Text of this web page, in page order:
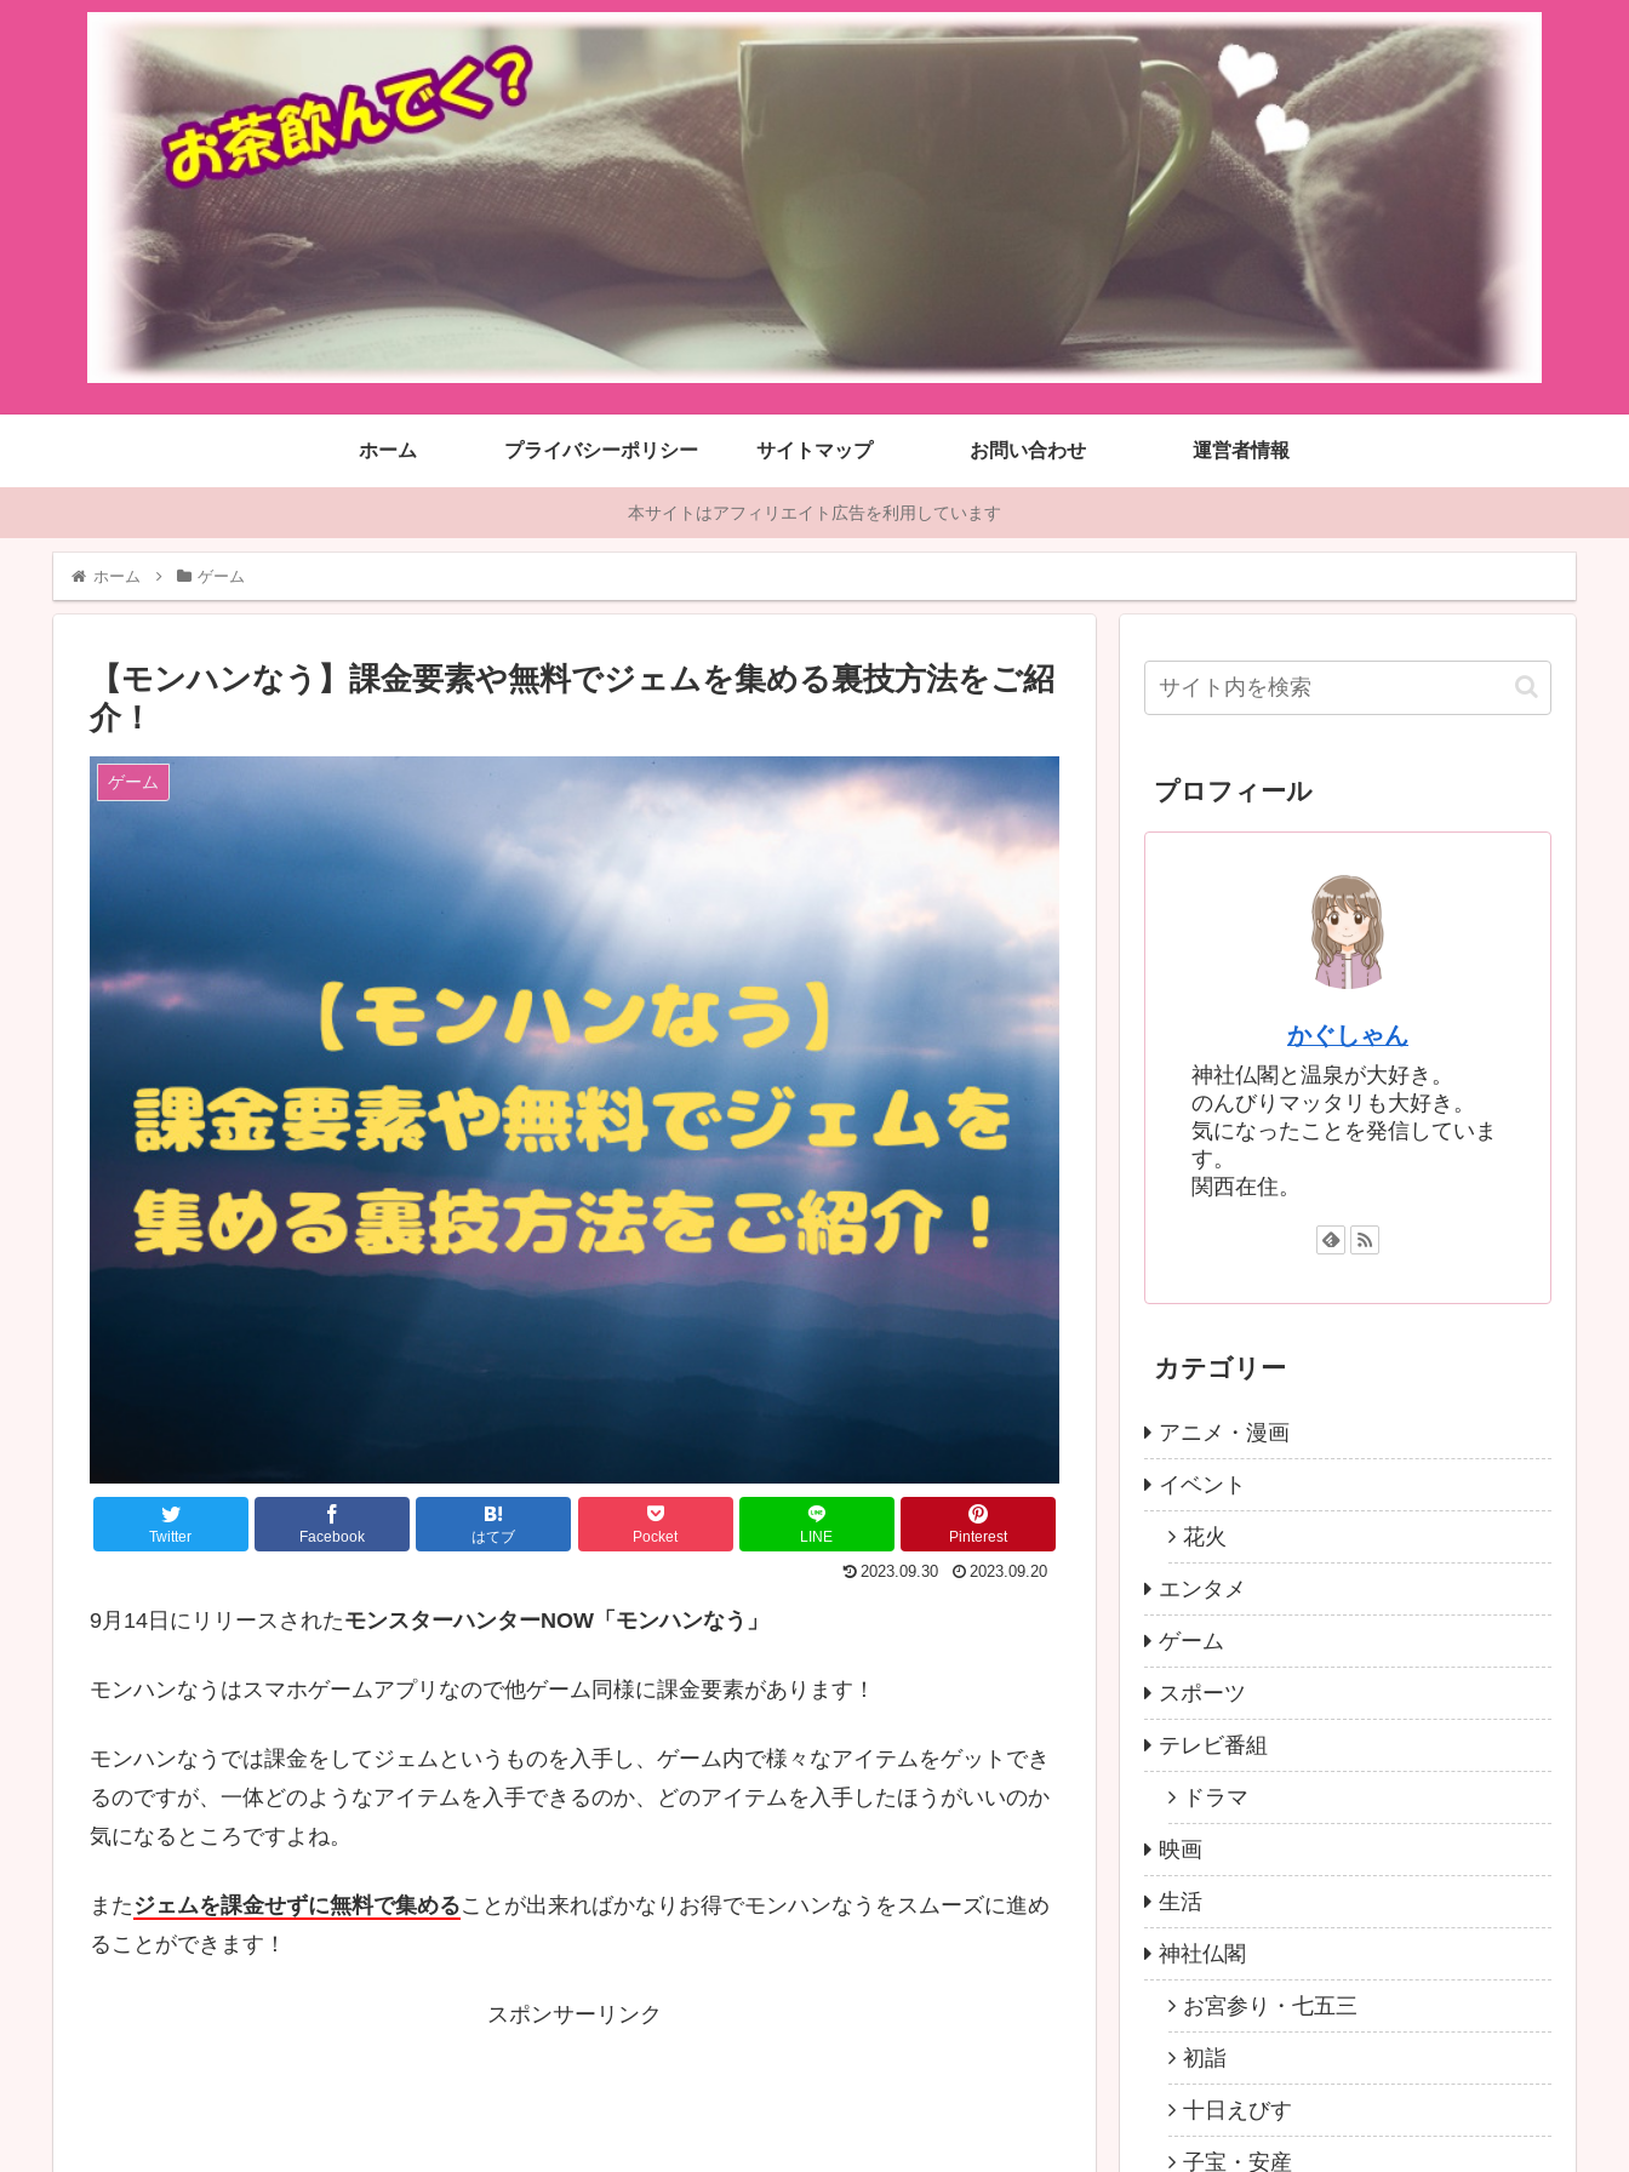
ホーム プライバシーポリシー サイトマップ お問い合わせ 運営者情報
本サイトはアフィリエイト広告を利用しています
ホーム ゲーム
【モンハンなう】課金要素や無料でジェムを集める裏技方法をご紹
介！
ゲーム
Twitter Facebook はてブ Pocket LINE Pinterest
2023.09.30 2023.09.20
9月14日にリリースされたモンスターハンターNOW「モンハンなう」
モンハンなうはスマホゲームアプリなので他ゲーム同様に課金要素があります！
モンハンなうでは課金をしてジェムというものを入手し、ゲーム内で様々なアイテムをゲットでき
るのですが、一体どのようなアイテムを入手できるのか、どのアイテムを入手したほうがいいのか
気になるところですよね。
また ジェムを課金せずに無料で集めることが出来ればかなりお得でモンハンなうをスムーズに進め
ることができます！
スポンサーリンク
プロフィール
かぐしゃん
神社仏閣と温泉が大好き。
のんびりマッタリも大好き。
気になったことを発信していま
す。
関西在住。
カテゴリー
アニメ・漫画
イベント
花火
エンタメ
ゲーム
スポーツ
テレビ番組
ドラマ
映画
生活
神社仏閣
お宮参り・七五三
初詣
十日えびす
子宝・安産